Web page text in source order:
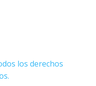
los derechos